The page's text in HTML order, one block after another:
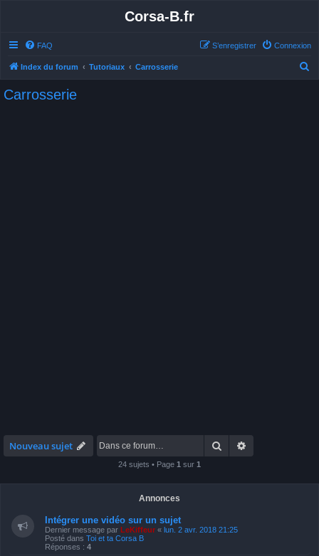
Corsa-B.fr
FAQ Connexion
S’enregistrer
Index du forum Tutoriaux Carrosserie
Carrosserie
Nouveau sujet Rechercher
24 sujets • Page 1 sur 1
Annonces
Intégrer une vidéo sur un sujet
Dernier message par LeKiffeur « lun. 2 avr. 2018 21:25
Posté dans Toi et ta Corsa B
Réponses : 4